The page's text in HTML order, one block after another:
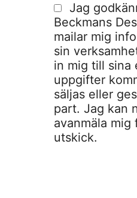
Jag
Beckmans
mailar mig
sin
in mig till sina
uppgifter
säljas eller
part. Jag kan
avanmäla mig
utskick.